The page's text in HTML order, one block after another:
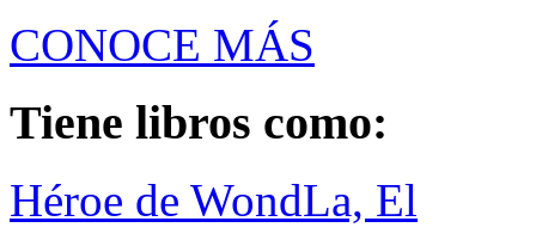
CONOCE MÁS
Tiene libros como:
Héroe de WondLa, El